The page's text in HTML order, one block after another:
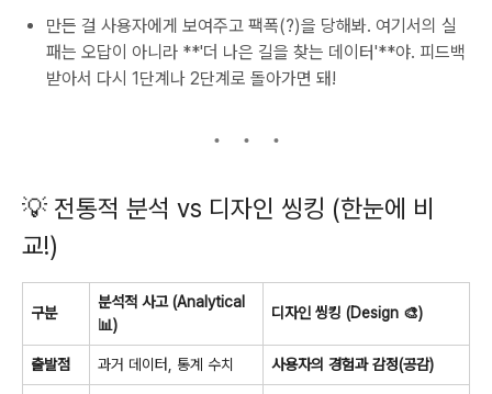
만든 걸 사용자에게 보여주고 팩폭(?)을 당해봐. 여기서의 실
패는 오답이 아니라 **'더 나은 길을 찾는 데이터'**야. 피드백
받아서 다시 1단계나 2단계로 돌아가면 돼!
💡 전통적 분석 vs 디자인 씽킹 (한눈에 비
교!)
구분
분석적 사고 (Analytical
📊)
디자인 씽킹 (Design 🎨)
출발점 과거 데이터, 통계 수치 사용자의 경험과 감정(공감)